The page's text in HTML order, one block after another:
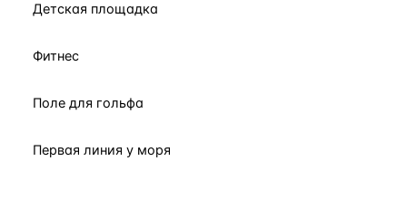
Детская площадка
Фитнес
Поле для гольфа
Первая линия у моря